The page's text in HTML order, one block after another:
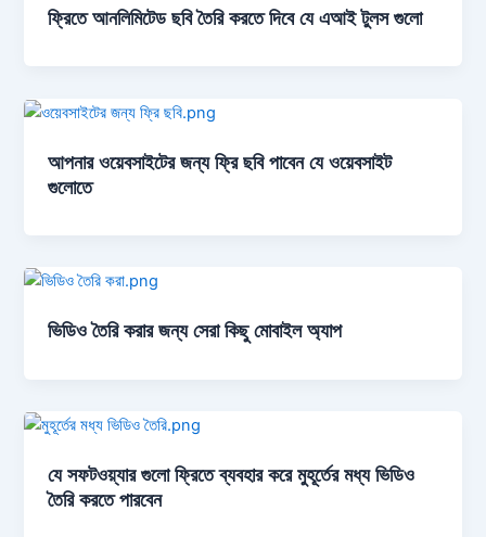
ফ্রিতে আনলিমিটেড ছবি তৈরি করতে দিবে যে এআই টুলস গুলো
আপনার ওয়েবসাইটের জন্য ফ্রি ছবি পাবেন যে ওয়েবসাইট
গুলোতে
ভিডিও তৈরি করার জন্য সেরা কিছু মোবাইল অ্যাপ
যে সফটওয়্যার গুলো ফ্রিতে ব্যবহার করে মুহূর্তের মধ্য ভিডিও
তৈরি করতে পারবেন